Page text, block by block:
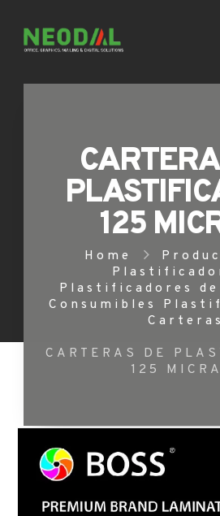
125
Home
Plastificadores
Consumibles
Carteras
CARTERAS DE
125